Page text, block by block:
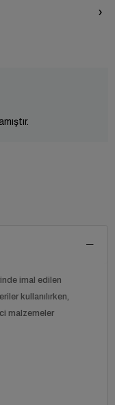
›
imal edilen
kullanılırken,
malzemeler